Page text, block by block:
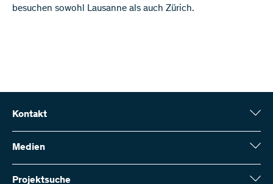
besuchen sowohl Lausanne als auch Zürich.
Kontakt
Schweizerischer Nationalfonds (SNF)
Wildhainweg 3
Kontakt aufnehmen
Medien
Medienauskünfte
Jahresbericht
Projektsuche